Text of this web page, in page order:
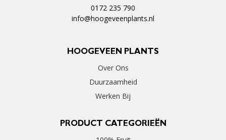
0172 235 790
info@hoogeveenplants.nl
HOOGEVEEN PLANTS
Over Ons
Duurzaamheid
Werken Bij
PRODUCT CATEGORIEËN